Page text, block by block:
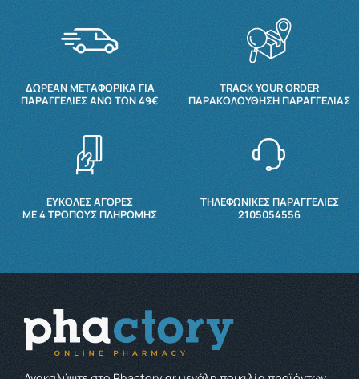
ΔΩΡΕΆΝ ΜΕΤΑΦΟΡΙΚΆ ΓΙΑ
ΠΑΡΑΓΓΕΛΊΕΣ ΆΝΩ ΤΩΝ 49€
TRACK YOUR ORDER
ΠΑΡΑΚΟΛΟΎΘΗΣΗ ΠΑΡΑΓΓΕΛΊΑΣ
ΕΥΚΟΛΕΣ ΑΓΟΡΕΣ
ΜΕ 4 ΤΡΌΠΟΥΣ ΠΛΗΡΩΜΉΣ
ΤΗΛΕΦΩΝΙΚΕΣ ΠΑΡΑΓΓΕΛΙΕΣ
2105054556